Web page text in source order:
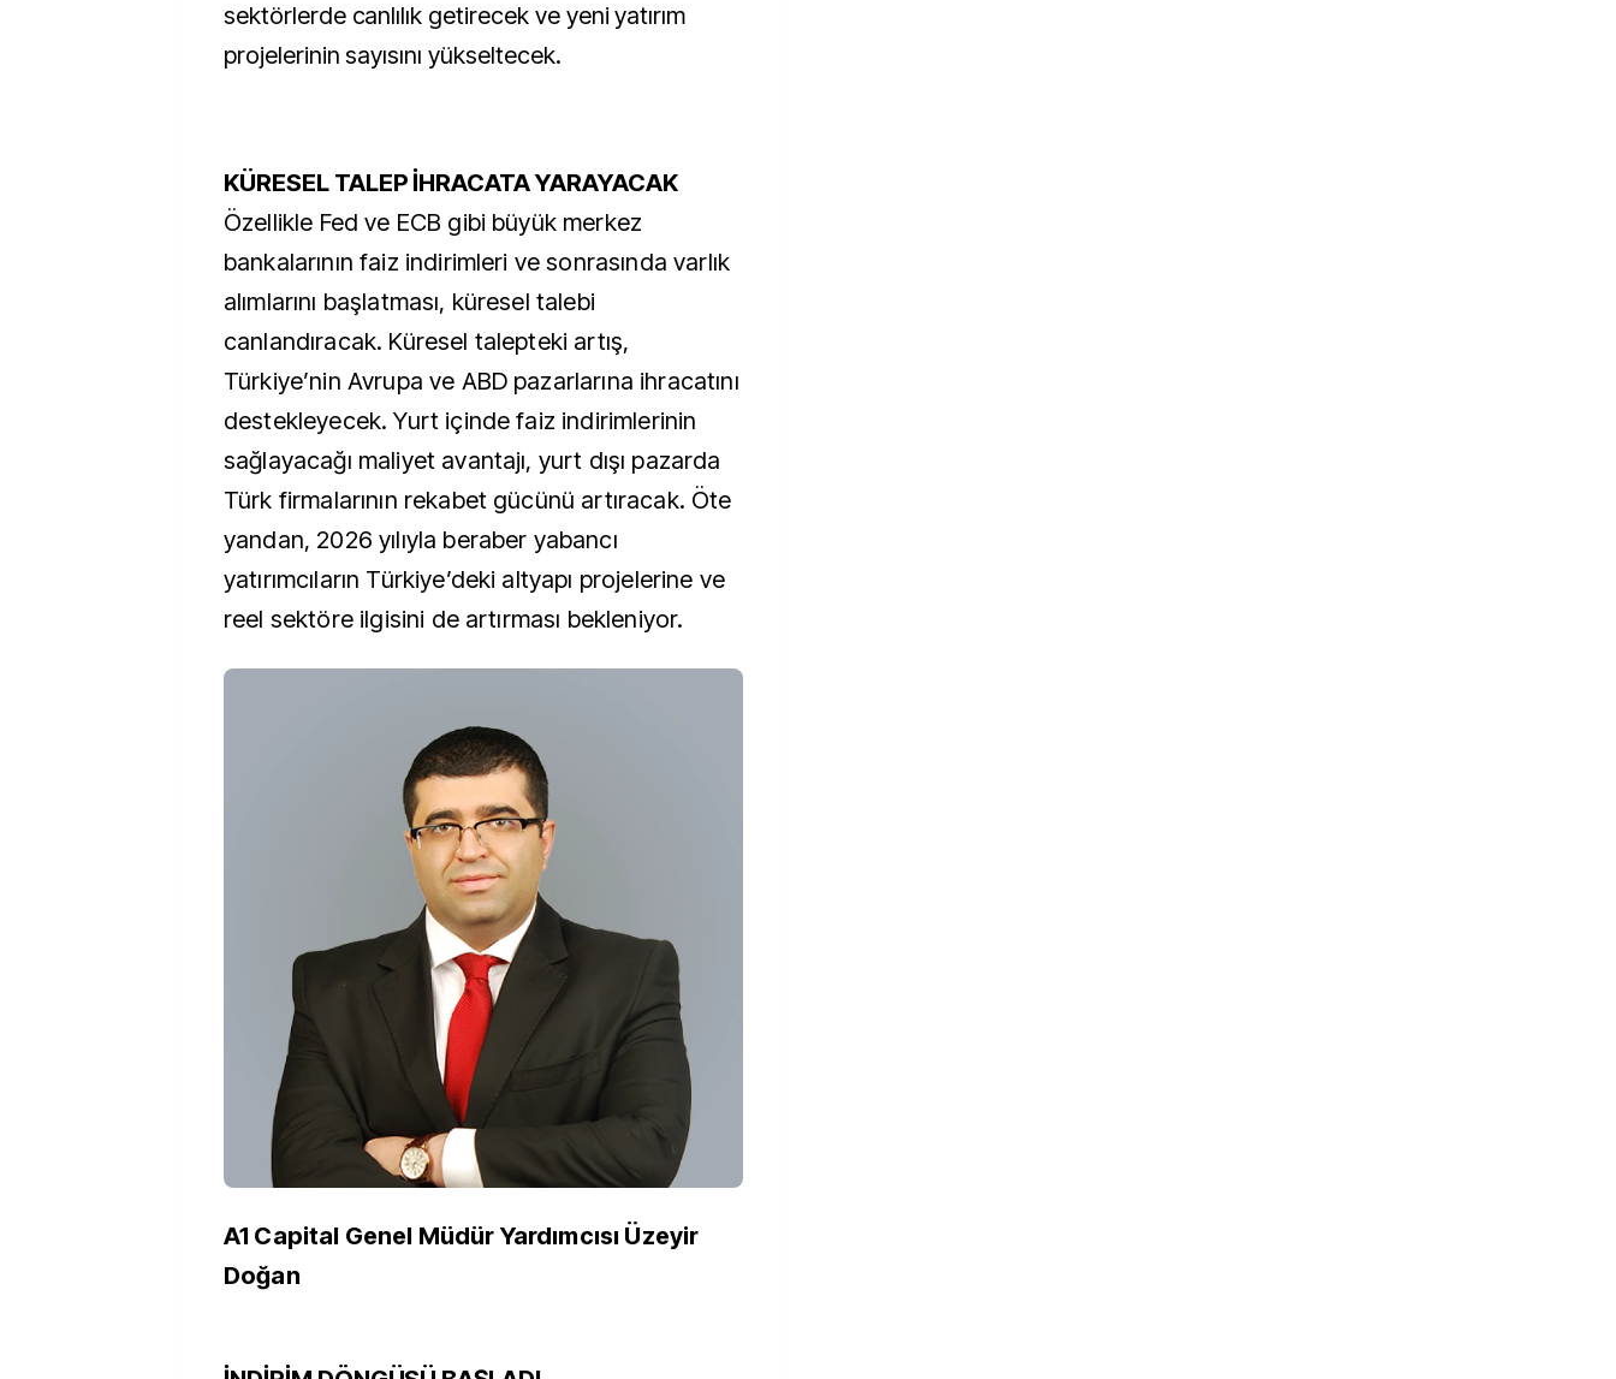
sektörlerde canlılık getirecek ve yeni yatırım
projelerinin sayısını yükseltecek.
KÜRESEL TALEP İHRACATA YARAYACAK
Özellikle Fed ve ECB gibi büyük merkez
bankalarının faiz indirimleri ve sonrasında varlık
alımlarını başlatması, küresel talebi
canlandıracak. Küresel talepteki artış,
Türkiye’nin Avrupa ve ABD pazarlarına ihracatını
destekleyecek. Yurt içinde faiz indirimlerinin
sağlayacağı maliyet avantajı, yurt dışı pazarda
Türk firmalarının rekabet gücünü artıracak. Öte
yandan, 2026 yılıyla beraber yabancı
yatırımcıların Türkiye’deki altyapı projelerine ve
reel sektöre ilgisini de artırması bekleniyor.
A1 Capital Genel Müdür Yardımcısı Üzeyir
Doğan